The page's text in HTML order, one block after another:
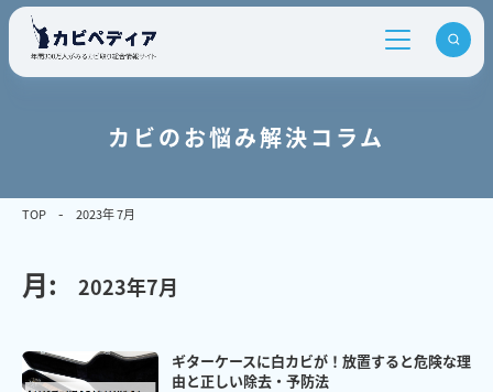
カビのお悩み解決コラム
TOP 2023年 7月
月: 2023年7月
ギターケースに白カビが！放置すると危険な理
由と正しい除去・予防法